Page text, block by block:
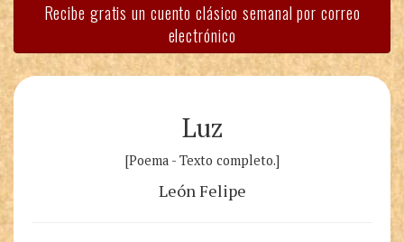
Recibe gratis un cuento clásico semanal por correo
electrónico
Luz
[Poema - Texto completo.]
León Felipe